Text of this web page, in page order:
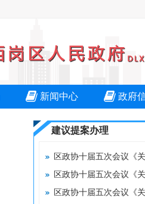
新闻中心 政府
建议提案办理